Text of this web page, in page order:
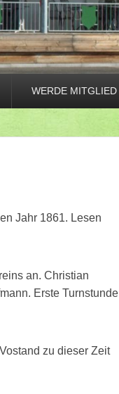
WERDE MITGLIED
Jahr 1861. Lesen
an. Christian
Erste Turnstunde
zu dieser Zeit